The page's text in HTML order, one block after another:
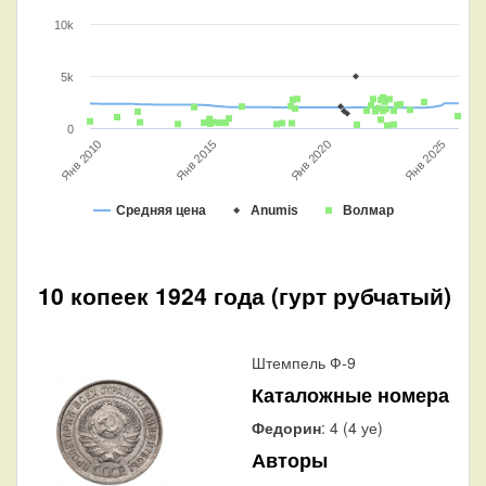
Средняя цена Anumis Волмар
Янв 2010 Янв 2015 Янв 2020 Янв 2025
0
5k
10k
10 копеек 1924 года (гурт рубчатый)
Штемпель Ф-9
Каталожные номера
Федорин: 4 (4 уе)
Авторы